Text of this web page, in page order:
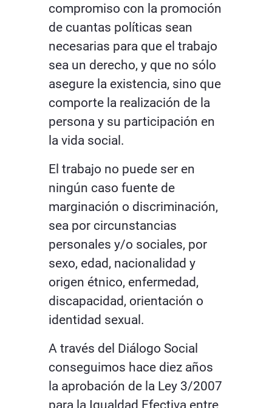
compromiso con la promoción
de cuantas políticas sean
necesarias para que el trabajo
sea un derecho, y que no sólo
asegure la existencia, sino que
comporte la realización de la
persona y su participación en
la vida social.
El trabajo no puede ser en
ningún caso fuente de
marginación o discriminación,
sea por circunstancias
personales y/o sociales, por
sexo, edad, nacionalidad y
origen étnico, enfermedad,
discapacidad, orientación o
identidad sexual.
A través del Diálogo Social
conseguimos hace diez años
la aprobación de la Ley 3/2007
para la Igualdad Efectiva entre